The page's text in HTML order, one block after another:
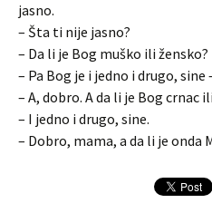
jasno.
– Šta ti nije jasno?
– Da li je Bog muško ili žensko?
– Pa Bog je i jedno i drugo, sine
– A, dobro. A da li je Bog crnac
– I jedno i drugo, sine.
– Dobro, mama, a da li je onda